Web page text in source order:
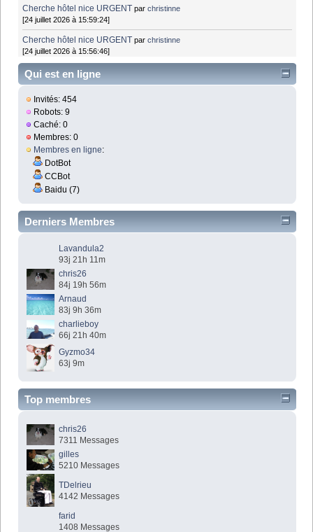
Cherche hôtel nice URGENT parchristinne
[24 juillet 2026 à 15:59:24]
Cherche hôtel nice URGENT parchristinne
[24 juillet 2026 à 15:56:46]
Qui est en ligne
Invités: 454
Robots: 9
Caché: 0
Membres: 0
Membres en ligne:
DotBot
CCBot
Baidu (7)
Derniers Membres
Lavandula2
93j 21h 11m
chris26
84j 19h 56m
Arnaud
83j 9h 36m
charlieboy
66j 21h 40m
Gyzmo34
63j 9m
Top membres
chris26
7311 Messages
gilles
5210 Messages
TDelrieu
4142 Messages
farid
1408 Messages